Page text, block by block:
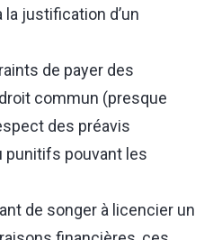
justification d’un
de payer des
commun (presque
des préavis
punitifs pouvant les
de songer à licencier un